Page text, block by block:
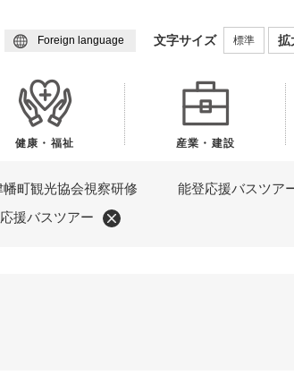
Foreign language 文字サイズ 標準 拡
健康・福祉 産業・建設
幡町観光協会視察研修 能登応援バスツア
バスツアー